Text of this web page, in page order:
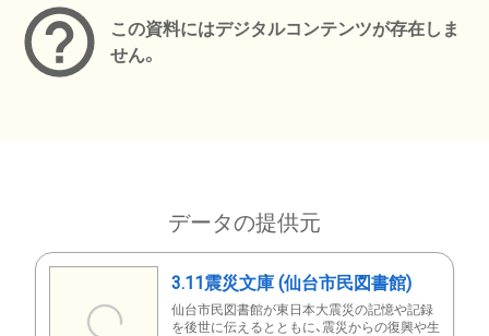
この資料にはデジタルコンテンツが存在しま
せん。
データの提供元
3.11震災文庫 (仙台市民図書館)
仙台市民図書館が東日本大震災の記憶や記録
を後世に伝えるとともに、震災からの復興や生